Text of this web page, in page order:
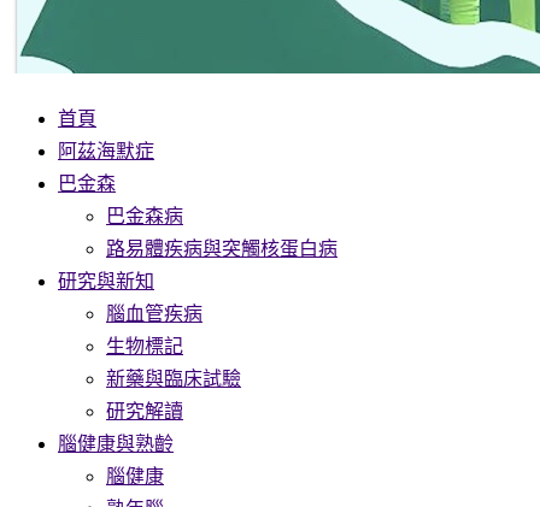
首頁
阿茲海默症
巴金森
巴金森病
路易體疾病與突觸核蛋白病
研究與新知
腦血管疾病
生物標記
新藥與臨床試驗
研究解讀
腦健康與熟齡
腦健康